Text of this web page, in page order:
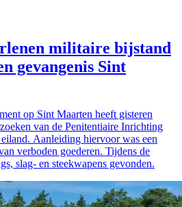
militaire bijstand
gevangenis Sint
op Sint Maarten heeft gisteren
van de Penitentiaire Inrichting
Aanleiding hiervoor was een
verboden goederen. Tijdens de
slag- en steekwapens gevonden.